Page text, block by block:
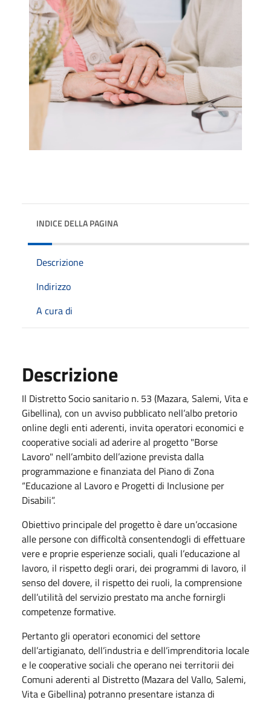
INDICE DELLA PAGINA
Descrizione
Indirizzo
A cura di
Descrizione
Il Distretto Socio sanitario n. 53 (Mazara, Salemi, Vita e
Gibellina), con un avviso pubblicato nell’albo pretorio
online degli enti aderenti, invita operatori economici e
cooperative sociali ad aderire al progetto "Borse
Lavoro" nell’ambito dell’azione prevista dalla
programmazione e finanziata del Piano di Zona
“Educazione al Lavoro e Progetti di Inclusione per
Disabili”.
Obiettivo principale del progetto è dare un’occasione
alle persone con difficoltà consentendogli di effettuare
vere e proprie esperienze sociali, quali l’educazione al
lavoro, il rispetto degli orari, dei programmi di lavoro, il
senso del dovere, il rispetto dei ruoli, la comprensione
dell’utilità del servizio prestato ma anche fornirgli
competenze formative.
Pertanto gli operatori economici del settore
dell’artigianato, dell’industria e dell’imprenditoria locale
e le cooperative sociali che operano nei territorii dei
Comuni aderenti al Distretto (Mazara del Vallo, Salemi,
Vita e Gibellina) potranno presentare istanza di